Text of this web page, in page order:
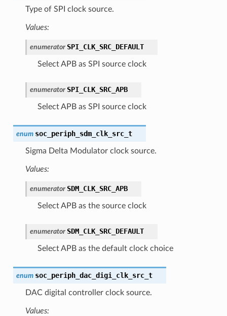
Type of SPI clock source.
Values:
enumerator SPI_CLK_SRC_DEFAULT
Select APB as SPI source clock
enumerator SPI_CLK_SRC_APB
Select APB as SPI source clock
enum soc_periph_sdm_clk_src_t
Sigma Delta Modulator clock source.
Values:
enumerator SDM_CLK_SRC_APB
Select APB as the source clock
enumerator SDM_CLK_SRC_DEFAULT
Select APB as the default clock choice
enum soc_periph_dac_digi_clk_src_t
DAC digital controller clock source.
Values: